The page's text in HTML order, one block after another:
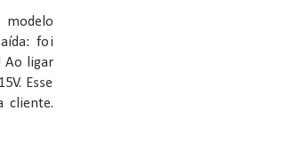
modelo
foi
Ao ligar
Esse
cliente.